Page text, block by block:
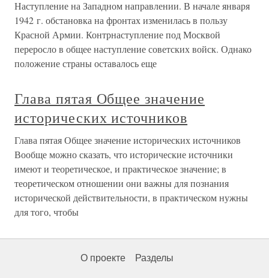
Наступление на Западном направлении. В начале января
1942 г. обстановка на фронтах изменилась в пользу
Красной Армии. Контрнаступление под Москвой
переросло в общее наступление советских войск. Однако
положение страны оставалось еще
Глава пятая Общее значение
исторических источников
Глава пятая Общее значение исторических источников
Вообще можно сказать, что исторические источники
имеют и теоретическое, и практическое значение; в
теоретическом отношении они важны для познания
исторической действительности, в практическом нужны
для того, чтобы
О проекте Разделы